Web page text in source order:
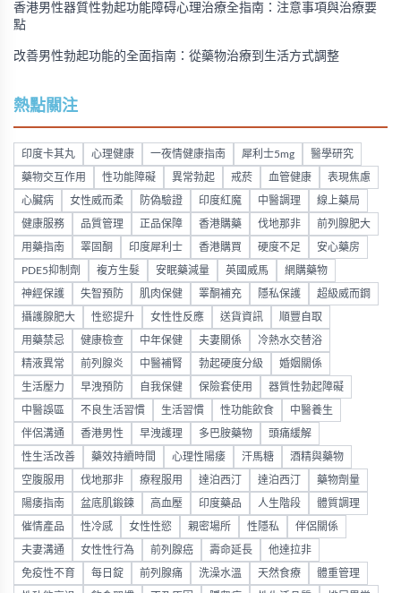
香港男性器質性勃起功能障碍心理治療全指南：注意事項與治療要
點
改善男性勃起功能的全面指南：從藥物治療到生活方式調整
熱點關注
印度卡其丸 心理健康 一夜情健康指南 犀利士5mg 醫學研究
藥物交互作用 性功能障礙 異常勃起 戒菸 血管健康 表現焦慮
心臟病 女性威而柔 防偽驗證 印度紅魔 中醫調理 線上藥局
健康服務 品質管理 正品保障 香港購藥 伐地那非 前列腺肥大
用藥指南 睪固酮 印度犀利士 香港購買 硬度不足 安心藥房
PDE5抑制劑 複方生髮 安眠藥減量 英國威馬 網購藥物
神經保護 失智預防 肌肉保健 睪酮補充 隱私保護 超級威而鋼
攝護腺肥大 性慾提升 女性性反應 送貨資訊 順豐自取
用藥禁忌 健康檢查 中年保健 夫妻關係 冷熱水交替浴
精液異常 前列腺炎 中醫補腎 勃起硬度分級 婚姻關係
生活壓力 早洩預防 自我保健 保險套使用 器質性勃起障礙
中醫誤區 不良生活習慣 生活習慣 性功能飲食 中醫養生
伴侶溝通 香港男性 早洩護理 多巴胺藥物 頭痛緩解
性生活改善 藥效持續時間 心理性陽痿 汗馬糖 酒精與藥物
空腹服用 伐地那非 療程服用 達泊西汀 達泊西汀 藥物劑量
陽痿指南 盆底肌鍛鍊 高血壓 印度藥品 人生階段 體質調理
催情產品 性冷感 女性性慾 親密場所 性隱私 伴侶關係
夫妻溝通 女性性行為 前列腺癌 壽命延長 他達拉非
免疫性不育 每日錠 前列腺痛 洗澡水溫 天然食療 體重管理